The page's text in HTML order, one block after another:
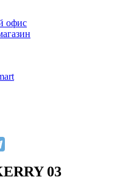
офис
03